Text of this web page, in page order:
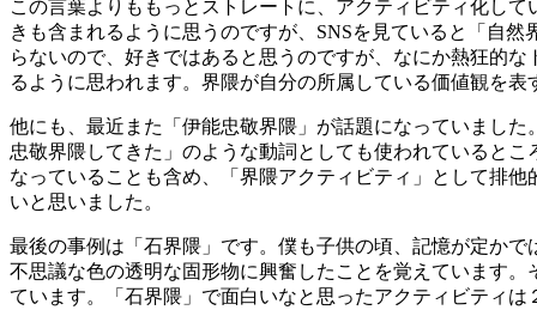
この言葉よりももっとストレートに、アクティビティ化し
きも含まれるように思うのですが、SNSを見ていると「自
らないので、好きではあると思うのですが、なにか熱狂的
るように思われます。界隈が自分の所属している価値観を
他にも、最近また「伊能忠敬界隈」が話題になっていまし
忠敬界隈してきた」のような動詞としても使われていると
なっていることも含め、「界隈アクティビティ」として排
いと思いました。
最後の事例は「石界隈」です。僕も子供の頃、記憶が定か
不思議な色の透明な固形物に興奮したことを覚えています
ています。「石界隈」で面白いなと思ったアクティビティ